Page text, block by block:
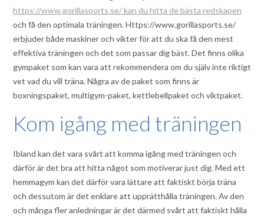
https://www.gorillasports.se/ kan du hitta de bästa redskapen
och få den optimala träningen. Https://www.gorillasports.se/
erbjuder både maskiner och vikter för att du ska få den mest
effektiva träningen och det som passar dig bäst. Det finns olika
gympaket som kan vara att rekommendera om du själv inte riktigt
vet vad du vill träna. Några av de paket som finns är
boxningspaket, multigym-paket, kettlebellpaket och viktpaket.
Kom igång med träningen
Ibland kan det vara svårt att komma igång med träningen och
därför är det bra att hitta något som motiverar just dig. Med ett
hemmagym kan det därför vara lättare att faktiskt börja träna
och dessutom är det enklare att upprätthålla träningen. Av den
och många fler anledningar är det därmed svårt att faktiskt hålla